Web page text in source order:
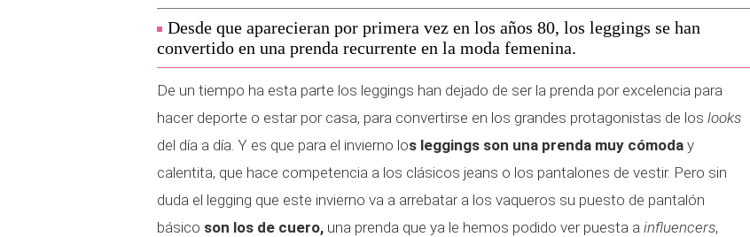
Desde que aparecieran por primera vez en los años 80, los leggings se han
convertido en una prenda recurrente en la moda femenina.
De un tiempo ha esta parte los leggings han dejado de ser la prenda por excelencia para
hacer deporte o estar por casa, para convertirse en los grandes protagonistas de los looks
del día a día. Y es que para el invierno los leggings son una prenda muy cómoda y
calentita, que hace competencia a los clásicos jeans o los pantalones de vestir. Pero sin
duda el legging que este invierno va a arrebatar a los vaqueros su puesto de pantalón
básico son los de cuero, una prenda que ya le hemos podido ver puesta a influencers,